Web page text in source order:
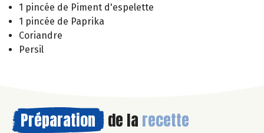
1 pincée de Piment d'espelette
1 pincée de Paprika
Coriandre
Persil
Préparation de la recette